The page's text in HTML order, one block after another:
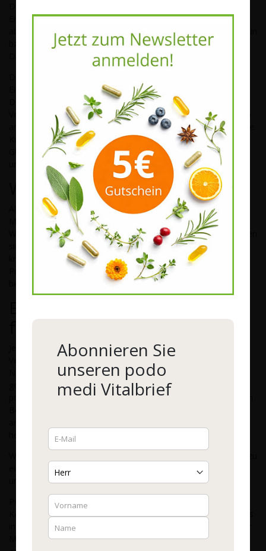
Emotionen sind von der Zusammensetzung der Darmflora
abhängt. Das zeigten z. B. Studien, bei denen das Vorhandensein
bzw. Fehlen bestimmter Darmbakterien das Risiko für
Depressionen erhöhte.
Einnahme kann sich die natürliche Zusammensetzung der
Darmflora ändern. Das merken wir vorwiegend an
Verdauungsstörungen und allgemeinem Unwohlsein, aber auch
an nachlassender Konzentrationsfähigkeit und schlechter Laune.
Kulturen mit Milchsäurebakterien stellen das natürliche
Gleichgewicht wieder her und tragen damit entscheidend zu
unserem Wohlbefinden bei.
Was sind Präbiotika?
Als Präbiotika werden Substanzen zusammengefasst, die den
Milchsäurebakterien im Darm als Nahrung dienen. Sie fördern
Wachstum und Zellteilung der guten Darmbakterien und machen
sie widerstandsfähiger im Konkurrenzkampf mit
krankheitsschädlichen Keimen. Daher ist ein Kombinations-
Präparat mit Probiotika und Präbiotika für eine Darmsanierung
besonders empfehlenswert.
für Milchsäurebakterien?
Jeder zweite Joghurt enthält heute Bakterienkulturen, die die
Verdauung anregen. Studien haben aber ergeben, dass die
Nahrungsmittelindustrie diese Bakterienstämme in viel zu
geringen Mengen zusetzt. Obwohl die Produkte deshalb keine
positiven Effekte auf die Verbraucher haben, dürfen sie mit dem
horrenden Preis bezahlen.
einem Präparat mit einer sinnvollen Auswahl mehrerer,
unterschiedlicher Milchsäurebakterien-Stämme greifen.
Podo medi bietet solche hochwertigen Probionten-Produkte in
Kapseln, aber auch als Pulver an. Da sich das Pulver problemlos
in einem Glas warmer Milch auflösen lässt, ist es besonders für
Menschen mit Schluckbeschwerden, Kinder und Senioren
Abonnieren Sie
unseren podo
medi Vitalbrief